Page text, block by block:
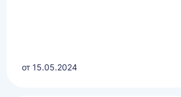
от 15.05.2024